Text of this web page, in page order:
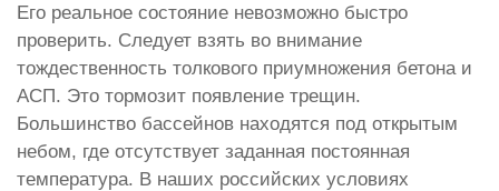
Его реальное состояние невозможно быстро
проверить. Следует взять во внимание
тождественность толкового приумножения бетона и
АСП. Это тормозит появление трещин.
Большинство бассейнов находятся под открытым
небом, где отсутствует заданная постоянная
температура. В наших российских условиях